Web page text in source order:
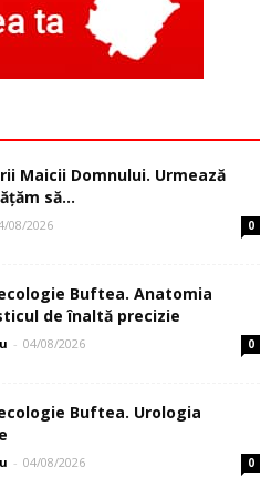
Maicii Domnului. Urmează
să...
08/2026 0
Buftea. Anatomia
de înaltă precizie
- 04/08/2026 0
Buftea. Urologia
- 04/08/2026 0